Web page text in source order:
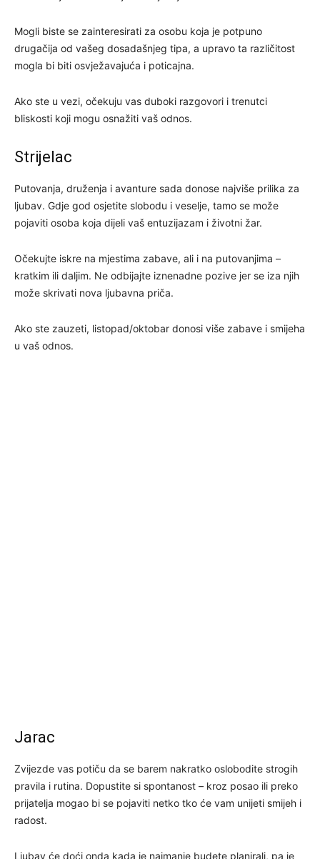
Mogli biste se zainteresirati za osobu koja je potpuno
drugačija od vašeg dosadašnjeg tipa, a upravo ta različitost
mogla bi biti osvježavajuća i poticajna.
Ako ste u vezi, očekuju vas duboki razgovori i trenutci
bliskosti koji mogu osnažiti vaš odnos.
Strijelac
Putovanja, druženja i avanture sada donose najviše prilika za
ljubav. Gdje god osjetite slobodu i veselje, tamo se može
pojaviti osoba koja dijeli vaš entuzijazam i životni žar.
Očekujte iskre na mjestima zabave, ali i na putovanjima –
kratkim ili daljim. Ne odbijajte iznenadne pozive jer se iza njih
može skrivati nova ljubavna priča.
Ako ste zauzeti, listopad/oktobar donosi više zabave i smijeha
u vaš odnos.
Jarac
Zvijezde vas potiču da se barem nakratko oslobodite strogih
pravila i rutina. Dopustite si spontanost – kroz posao ili preko
prijatelja mogao bi se pojaviti netko tko će vam unijeti smijeh i
radost.
Ljubav će doći onda kada je najmanje budete planirali, pa je